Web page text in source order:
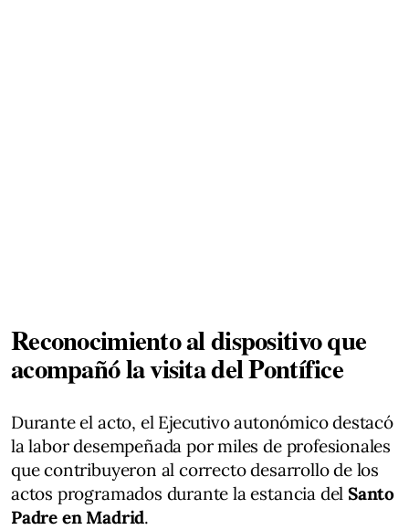
Reconocimiento al dispositivo que
acompañó la visita del Pontífice
Durante el acto, el Ejecutivo autonómico destacó
la labor desempeñada por miles de profesionales
que contribuyeron al correcto desarrollo de los
actos programados durante la estancia delSanto
Padre en Madrid.